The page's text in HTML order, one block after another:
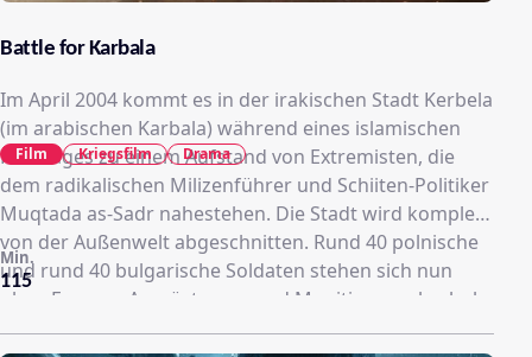
Battle for Karbala
Im April 2004 kommt es in der irakischen Stadt Kerbela
(im arabischen Karbala) während eines islamischen
Feiertages zu einem Aufstand von Extremisten, die
dem radikalischen Milizenführer und Schiiten-Politiker
Muqtada as-Sadr nahestehen. Die Stadt wird komplett
von der Außenwelt abgeschnitten. Rund 40 polnische
und rund 40 bulgarische Soldaten stehen sich nun
ohne Essens-, Ausrüstungs- und Munitionsnachschub
einer feindlichen Übermacht gegenüber. Sie müssen
115
Min.
Film Kriegsfilm Drama